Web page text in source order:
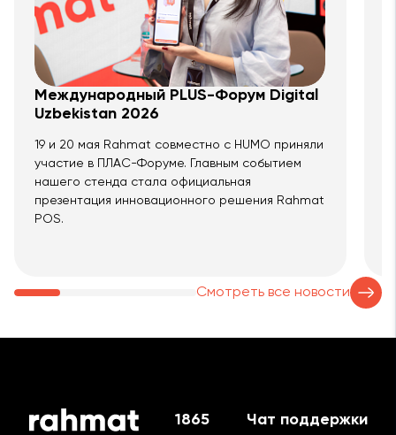
Международный PLUS-Форум Digital
Uzbekistan 2026
19 и 20 мая Rahmat совместно с HUMO приняли
участие в ПЛАС-Форуме. Главным событием
нашего стенда стала официальная
презентация инновационного решения Rahmat
POS.
Смотреть все новости
1865 Чат поддержки